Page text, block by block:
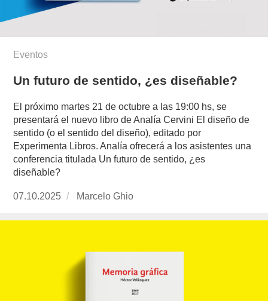
Eventos
Un futuro de sentido, ¿es diseñable?
El próximo martes 21 de octubre a las 19:00 hs, se
presentará el nuevo libro de Analía Cervini El diseño de
sentido (o el sentido del diseño), editado por
Experimenta Libros. Analía ofrecerá a los asistentes una
conferencia titulada Un futuro de sentido, ¿es
diseñable?
Publicado
07.10.2025
https://www.experimenta.es/author/marcelo-
Marcelo Ghio